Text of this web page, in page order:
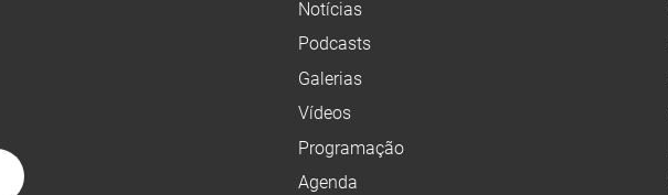
Notícias
Podcasts
Galerias
Vídeos
Programação
Agenda